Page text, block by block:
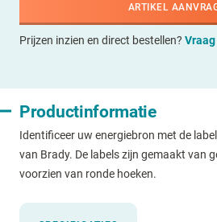
ARTIKEL
Prijzen inzien en direct bestellen?
Productinformatie
Identificeer uw energiebron met de
van Brady. De labels zijn gemaakt van
voorzien van ronde hoeken.